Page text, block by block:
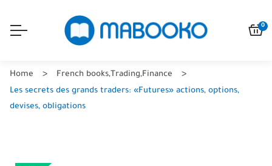
0
Home French books, Trading,Finance
Les secrets des grands traders: «Futures» actions, options,
devises, obligations